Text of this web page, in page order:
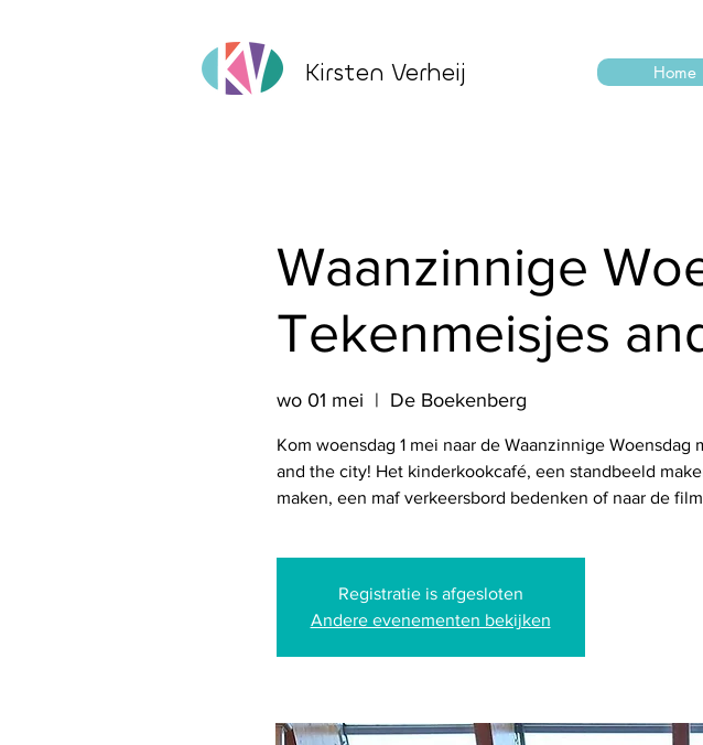
Home
Kirsten Verheij
Waanzinnige
Tekenmeisjes
wo 01 mei
  |
De Boekenberg
Kom woensdag 1 mei naar de Waanzinnige Woensdag
and the city! Het kinderkookcafé, een standbeeld
maken, een maf verkeersbord bedenken of naar de
Registratie is afgesloten
Andere evenementen bekijken